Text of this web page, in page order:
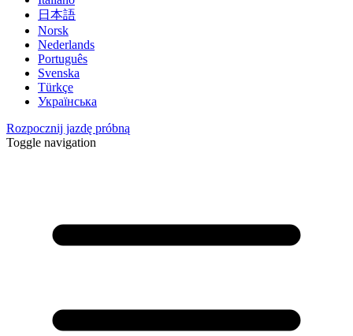
日本語
Norsk
Nederlands
Português
Svenska
Türkçe
Українська
Rozpocznij jazdę próbną
Toggle navigation